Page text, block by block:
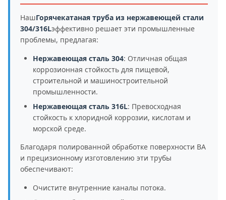
НашГорячекатаная труба из нержавеющей стали
304/316Lэффективно решает эти промышленные
проблемы, предлагая:
Нержавеющая сталь 304: Отличная общая
коррозионная стойкость для пищевой,
строительной и машиностроительной
промышленности.
Нержавеющая сталь 316L: Превосходная
стойкость к хлоридной коррозии, кислотам и
морской среде.
Благодаря полированной обработке поверхности BA
и прецизионному изготовлению эти трубы
обеспечивают:
Очистите внутренние каналы потока.